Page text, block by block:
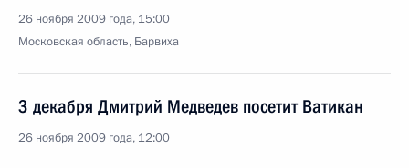
26 ноября 2009 года, 15:00
Московская область, Барвиха
3 декабря Дмитрий Медведев посетит Ватикан
26 ноября 2009 года, 12:00